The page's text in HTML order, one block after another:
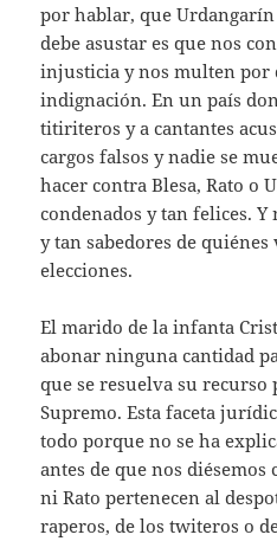
por hablar, que
debe asustar es que nos
injusticia y nos multen por
indignación. En un país
titiriteros y a cantantes
cargos falsos y nadie se
hacer contra Blesa, Rato o
condenados y tan felices.
y tan sabedores de
elecciones.
El marido de la infanta
abonar ninguna cantidad
que se resuelva su
Supremo. Esta faceta
todo porque no se ha
antes de que nos
ni Rato pertenecen al
raperos, de los twiteros o